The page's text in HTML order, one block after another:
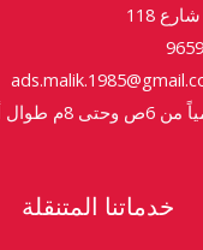
118
الأسبوع
خدماتنا المتنقلة